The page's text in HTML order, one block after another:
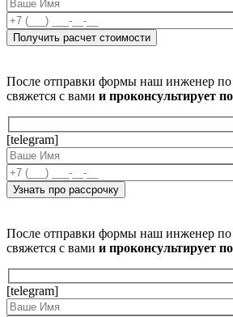
После отправки формы наш инженер по
свяжется с вами и проконсультирует
[telegram]
После отправки формы наш инженер по
свяжется с вами и проконсультирует
[telegram]